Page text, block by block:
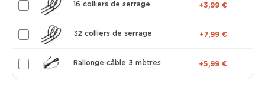
16 colliers de serrage +3,99 €
32 colliers de serrage +7,99 €
Rallonge câble 3 mètres +5,99 €